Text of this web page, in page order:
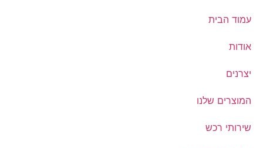
עמוד הבית
אודות
יצרנים
המוצרים שלנו
שירותי רכש